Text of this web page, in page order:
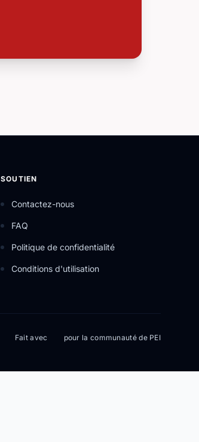
SOUTIEN
Contactez-nous
FAQ
Politique de confidentialité
Conditions d'utilisation
Fait avec pour la communauté de PEI